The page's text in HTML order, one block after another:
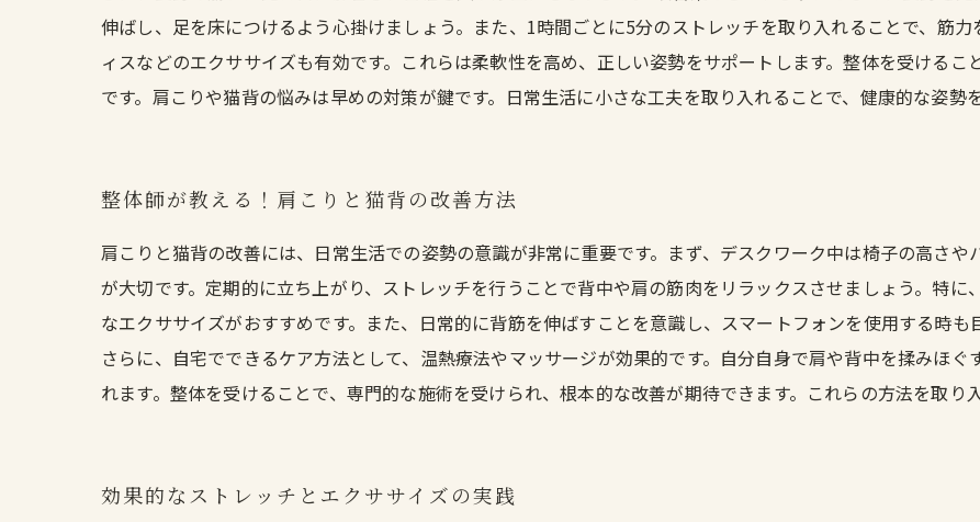
伸ばし、足を床につけるよう心掛けましょう。また、1時間ごとに5分のストレッチを取り入れることで、筋
ィスなどのエクササイズも有効です。これらは柔軟性を高め、正しい姿勢をサポートします。整体を受ける
です。肩こりや猫背の悩みは早めの対策が鍵です。日常生活に小さな工夫を取り入れることで、健康的な姿勢
整体師が教える！肩こりと猫背の改善方法
肩こりと猫背の改善には、日常生活での姿勢の意識が非常に重要です。まず、デスクワーク中は椅子の高さ
が大切です。定期的に立ち上がり、ストレッチを行うことで背中や肩の筋肉をリラックスさせましょう。特
なエクササイズがおすすめです。また、日常的に背筋を伸ばすことを意識し、スマートフォンを使用する時も
さらに、自宅でできるケア方法として、温熱療法やマッサージが効果的です。自分自身で肩や背中を揉みほ
れます。整体を受けることで、専門的な施術を受けられ、根本的な改善が期待できます。これらの方法を取り
効果的なストレッチとエクササイズの実践